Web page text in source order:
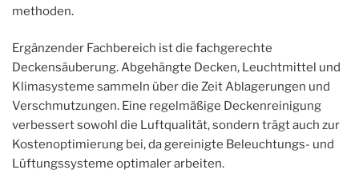
methoden.
Ergänzender Fachbereich ist die fachgerechte
Deckensäuberung. Abgehängte Decken, Leuchtmittel und
Klimasysteme sammeln über die Zeit Ablagerungen und
Verschmutzungen. Eine regelmäßige Deckenreinigung
verbessert sowohl die Luftqualität, sondern trägt auch zur
Kostenoptimierung bei, da gereinigte Beleuchtungs- und
Lüftungssysteme optimaler arbeiten.